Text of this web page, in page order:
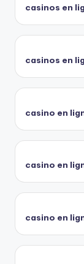
casinos en
casinos en
casino en
casino en
casino en